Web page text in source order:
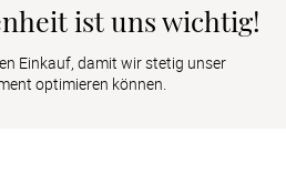
ist uns wichtig!
Einkauf, damit wir stetig unser
optimieren können.